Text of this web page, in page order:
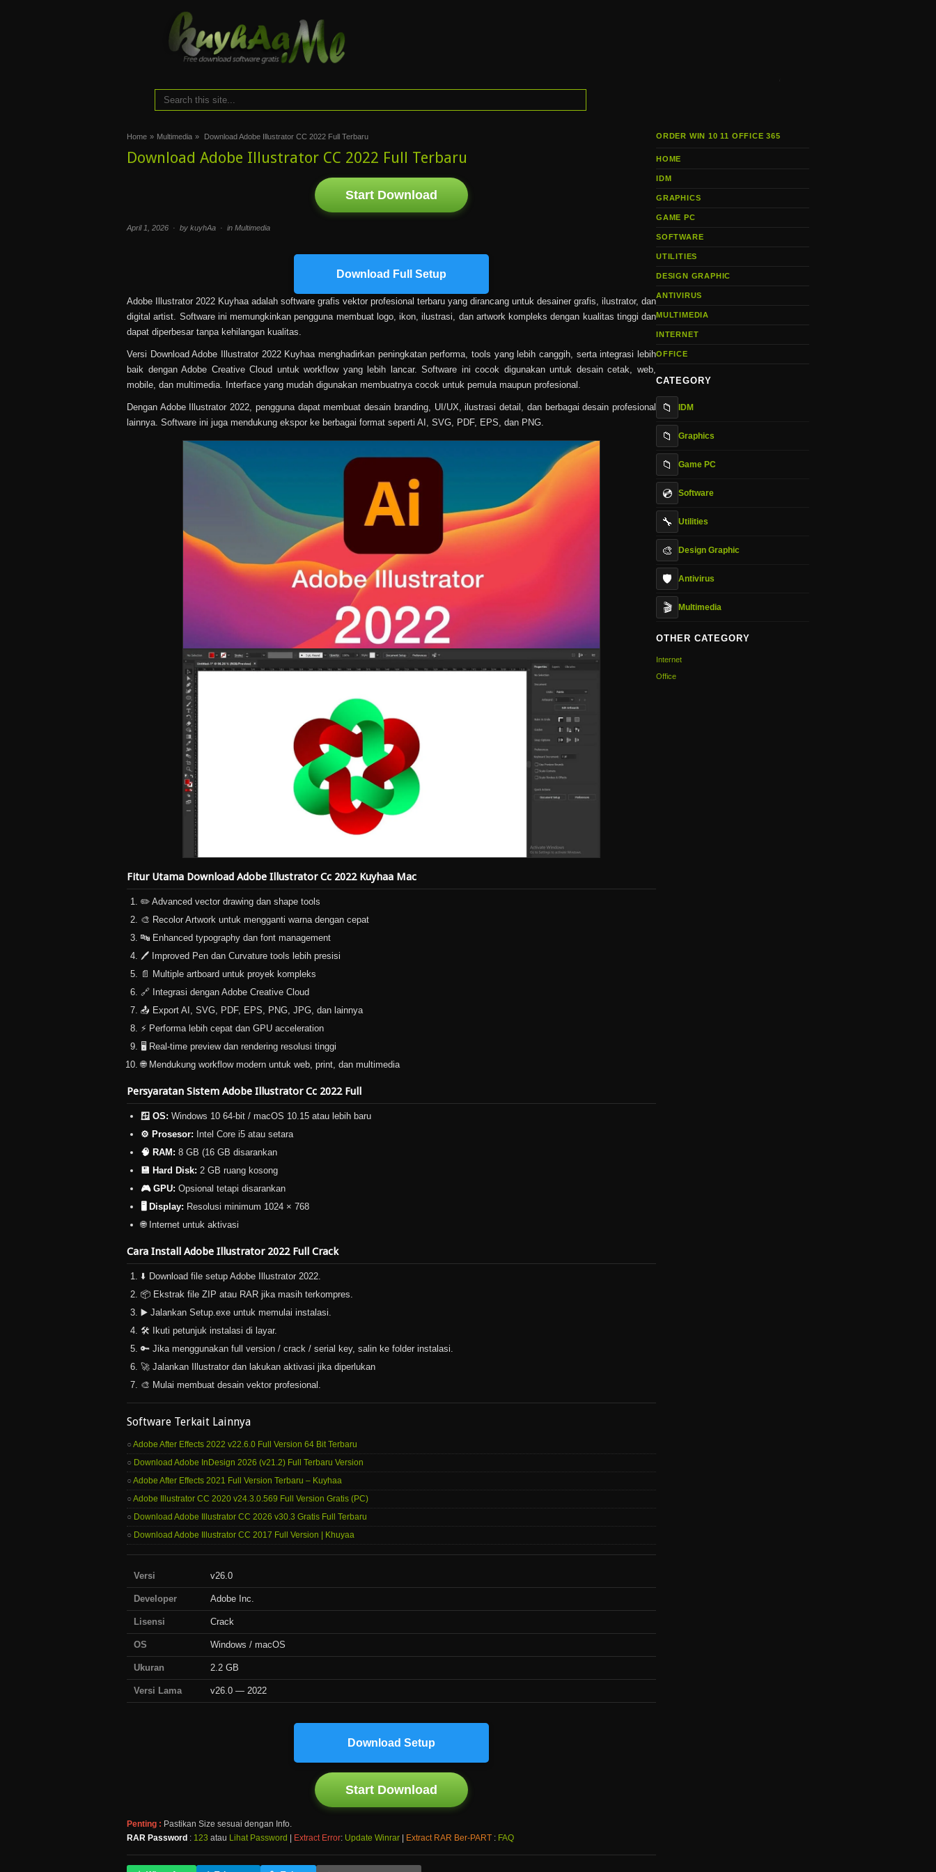
Home » Multimedia » Download Adobe Illustrator CC 2022 Full Terbaru
Download Adobe Illustrator CC 2022 Full Terbaru
Start Download
April 1, 2026 · by kuyhAa · in Multimedia
Download Full Setup
Adobe Illustrator 2022 Kuyhaa adalah software grafis vektor profesional terbaru yang dirancang untuk desainer grafis, ilustrator, dan
digital artist. Software ini memungkinkan pengguna membuat logo, ikon, ilustrasi, dan artwork kompleks dengan kualitas tinggi dan
dapat diperbesar tanpa kehilangan kualitas.
Versi Download Adobe Illustrator 2022 Kuyhaa menghadirkan peningkatan performa, tools yang lebih canggih, serta integrasi lebih
baik dengan Adobe Creative Cloud untuk workflow yang lebih lancar. Software ini cocok digunakan untuk desain cetak, web,
mobile, dan multimedia. Interface yang mudah digunakan membuatnya cocok untuk pemula maupun profesional.
Dengan Adobe Illustrator 2022, pengguna dapat membuat desain branding, UI/UX, ilustrasi detail, dan berbagai desain profesional
lainnya. Software ini juga mendukung ekspor ke berbagai format seperti AI, SVG, PDF, EPS, dan PNG.
Fitur Utama Download Adobe Illustrator Cc 2022 Kuyhaa Mac
✏️ Advanced vector drawing dan shape tools
🎨 Recolor Artwork untuk mengganti warna dengan cepat
🔤 Enhanced typography dan font management
🖊️ Improved Pen dan Curvature tools lebih presisi
📄 Multiple artboard untuk proyek kompleks
🔗 Integrasi dengan Adobe Creative Cloud
📤 Export AI, SVG, PDF, EPS, PNG, JPG, dan lainnya
⚡ Performa lebih cepat dan GPU acceleration
🖥️ Real-time preview dan rendering resolusi tinggi
🌐 Mendukung workflow modern untuk web, print, dan multimedia
Persyaratan Sistem Adobe Illustrator Cc 2022 Full
🪟 OS: Windows 10 64-bit / macOS 10.15 atau lebih baru
⚙️ Prosesor: Intel Core i5 atau setara
🧠 RAM: 8 GB (16 GB disarankan
💾 Hard Disk: 2 GB ruang kosong
🎮 GPU: Opsional tetapi disarankan
🖥️ Display: Resolusi minimum 1024 × 768
🌐 Internet untuk aktivasi
Cara Install Adobe Illustrator 2022 Full Crack
⬇️ Download file setup Adobe Illustrator 2022.
📦 Ekstrak file ZIP atau RAR jika masih terkompres.
▶️ Jalankan Setup.exe untuk memulai instalasi.
🛠️ Ikuti petunjuk instalasi di layar.
🔑 Jika menggunakan full version / crack / serial key, salin ke folder instalasi.
🚀 Jalankan Illustrator dan lakukan aktivasi jika diperlukan
🎨 Mulai membuat desain vektor profesional.
Software Terkait Lainnya
Adobe After Effects 2022 v22.6.0 Full Version 64 Bit Terbaru
Download Adobe InDesign 2026 (v21.2) Full Terbaru Version
Adobe After Effects 2021 Full Version Terbaru – Kuyhaa
Adobe Illustrator CC 2020 v24.3.0.569 Full Version Gratis (PC)
Download Adobe Illustrator CC 2026 v30.3 Gratis Full Terbaru
Download Adobe Illustrator CC 2017 Full Version | Khuyaa
Versi v26.0
Developer Adobe Inc.
Lisensi Crack
OS Windows / macOS
Ukuran 2.2 GB
Versi Lama v26.0 — 2022
Download Setup
Start Download
Penting : Pastikan Size sesuai dengan Info.
RAR Password : 123 atau Lihat Password Extract Error: Update Winrar Extract RAR Ber-PART : FAQ
ORDER WIN 10 11 OFFICE 365
HOME
IDM
GRAPHICS
GAME PC
SOFTWARE
UTILITIES
DESIGN GRAPHIC
ANTIVIRUS
MULTIMEDIA
INTERNET
OFFICE
CATEGORY
📁 IDM
📁 Graphics
📁 Game PC
💿 Software
🔧 Utilities
🎨 Design Graphic
🛡️ Antivirus
🎬 Multimedia
OTHER CATEGORY
Internet
Office